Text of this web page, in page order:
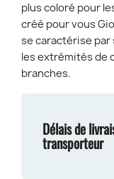
plus coloré pour
créé pour vous
se caractérise
les extrémités de
branches.
Délais de
transporteur